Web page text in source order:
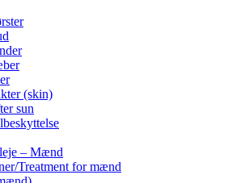
(skin)
sun
– Mænd
Treatment for mænd